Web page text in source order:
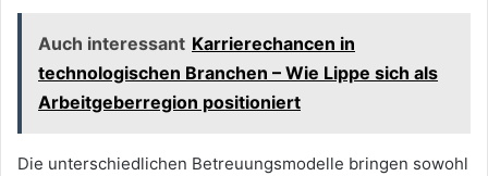
Auch interessant Karrierechancen in
technologischen Branchen – Wie Lippe sich als
Arbeitgeberregion positioniert
Die unterschiedlichen Betreuungsmodelle bringen sowohl